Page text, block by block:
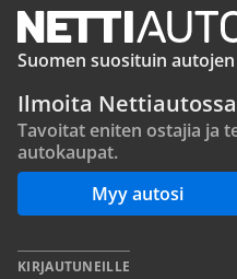
Suomen suosituin
Ilmoita
Tavoitat eniten ostajia ja
autokaupat.
Myy autosi
KIRJAUTUNEILLE